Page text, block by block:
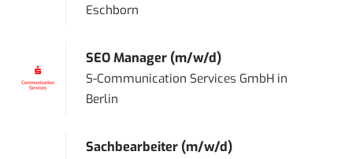
Eschborn
SEO Manager (m/w/d)
S-Communication Services GmbH in
Berlin
Sachbearbeiter (m/w/d)